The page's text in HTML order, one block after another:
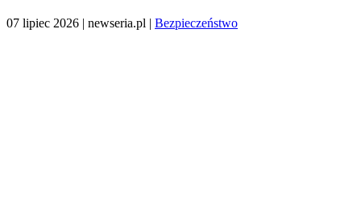
07 lipiec 2026 | newseria.pl | Bezpieczeństwo